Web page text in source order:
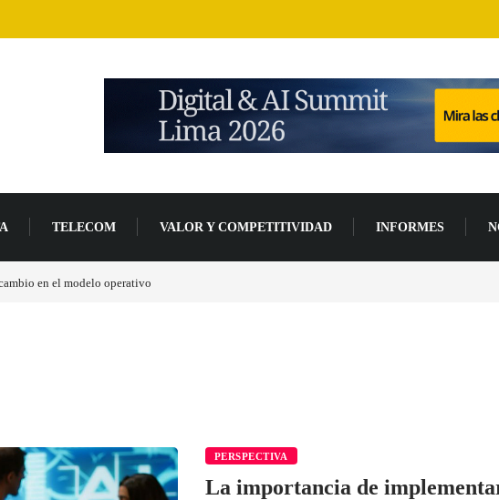
TELECOM VALOR Y COMPETITIVIDAD INFORMES
en el modelo operativo
PERSPECTIVA
La importancia de